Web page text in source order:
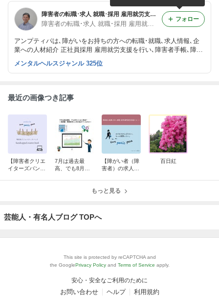
障害者の転職･求人 就職･採用 雇用就労支援サポートブログ
アンプティパは､障がいをお持ちの方への転職･就職､求人情報､企
業への人材紹介 正社員採用 雇用就労支援を行い､障害者手帳､障害
者枠､等級､年齢､志望動機＆履歴書の書き方､面接への同行同席､就
職後もサポート！個人のお悩みや企業･学校（就職）のご相談まで
フォロー
メンタルヘルスジャンル 325位
最近の画像つき記事
【障害者クリエ
イターズバンク
7月は過去最
高、でも8月に
【障がい者（障
害者）の求人紹
百日紅
もっと見る
芸能人・有名人ブログ TOPへ
This site is protected by reCAPTCHA and
the GooglePrivacy Policy and Terms of Service apply.
安心・安全なご利用のために
お問い合わせ ヘルプ 利用規約